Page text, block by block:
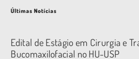
Últimas Notícias
Edital de Estágio em Cirurgia e
Bucomaxilofacial no HU-USP